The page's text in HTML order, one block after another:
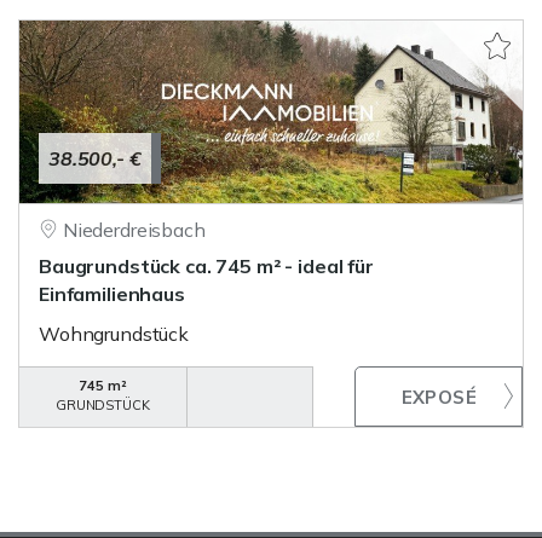
38.500,- €
Niederdreisbach
Baugrundstück ca. 745 m² - ideal für
Einfamilienhaus
Wohngrundstück
745 m²
GRUNDSTÜCK